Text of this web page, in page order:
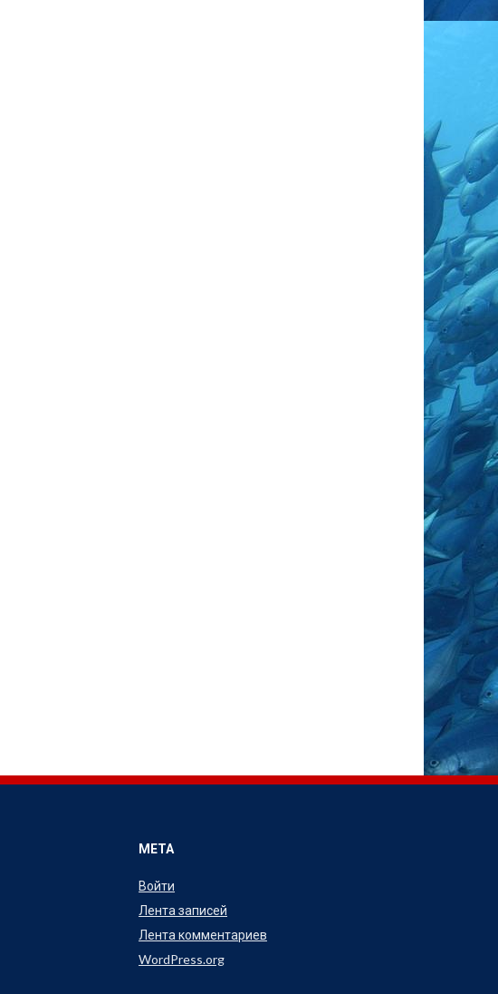
МЕТА
Войти
Лента записей
Лента комментариев
WordPress.org